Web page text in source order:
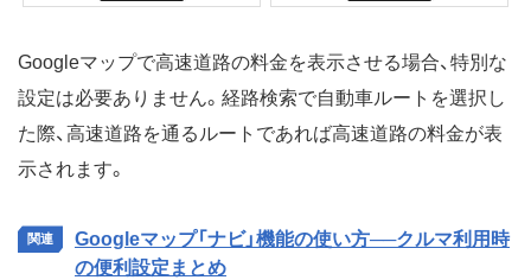
Googleマップで高速道路の料金を表示させる場合、特別な
設定は必要ありません。経路検索で自動車ルートを選択し
た際、高速道路を通るルートであれば高速道路の料金が表
示されます。
Googleマップ「ナビ」機能の使い方──クルマ利用時
の便利設定まとめ